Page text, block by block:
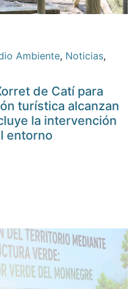
Ambiente, Noticias,
de Catí para
turística alcanzan
la intervención
entorno